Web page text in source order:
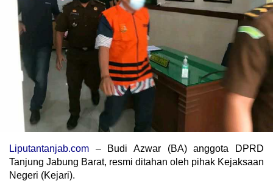
Liputantanjab.com – Budi Azwar (BA) anggota DPRD
Tanjung Jabung Barat, resmi ditahan oleh pihak Kejaksaan
Negeri (Kejari).